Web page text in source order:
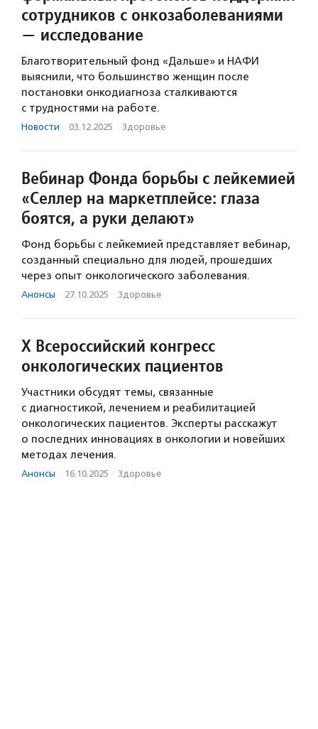
сотрудников с онкозаболеваниями
— исследование
Благотворительный фонд «Дальше» и НАФИ
выяснили, что большинство женщин после
постановки онкодиагноза сталкиваются
с трудностями на работе.
Новости · 03.12.2025 · Здоровье
Вебинар Фонда борьбы с лейкемией
«Селлер на маркетплейсе: глаза
боятся, а руки делают»
Фонд борьбы с лейкемией представляет вебинар,
созданный специально для людей, прошедших
через опыт онкологического заболевания.
Анонсы · 27.10.2025 · Здоровье
X Всероссийский конгресс
онкологических пациентов
Участники обсудят темы, связанные
с диагностикой, лечением и реабилитацией
онкологических пациентов. Эксперты расскажут
о последних инновациях в онкологии и новейших
методах лечения.
Анонсы · 16.10.2025 · Здоровье